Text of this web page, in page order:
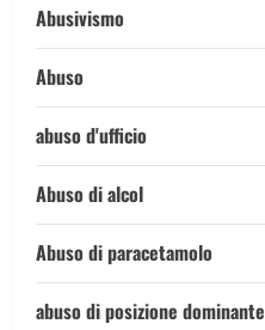
Abusivismo
Abuso
abuso d'ufficio
Abuso di alcol
Abuso di paracetamolo
abuso di posizione dominante